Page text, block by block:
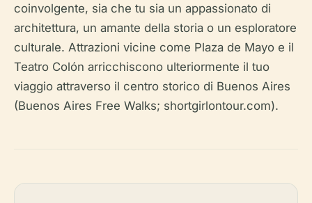
coinvolgente, sia che tu sia un appassionato di
architettura, un amante della storia o un esploratore
culturale. Attrazioni vicine come Plaza de Mayo e il
Teatro Colón arricchiscono ulteriormente il tuo
viaggio attraverso il centro storico di Buenos Aires
(Buenos Aires Free Walks; shortgirlontour.com).